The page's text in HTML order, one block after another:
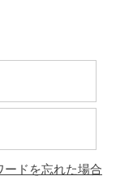
ードを忘れた場合